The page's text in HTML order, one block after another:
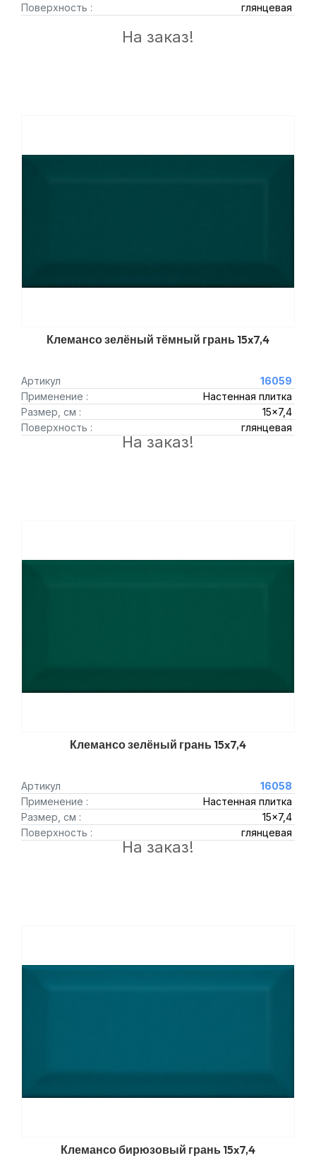
Поверхность : глянцевая
На заказ!
Клемансо зелёный тёмный грань 15x7,4
Артикул
16059
Применение :
Настенная плитка
Размер, см :
15x7,4
Поверхность :
глянцевая
На заказ!
Клемансо зелёный грань 15x7,4
Артикул
16058
Применение :
Настенная плитка
Размер, см :
15x7,4
Поверхность :
глянцевая
На заказ!
Клемансо бирюзовый грань 15x7,4